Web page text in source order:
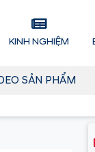
KINH NGHIỆM
SẢN PHẨM